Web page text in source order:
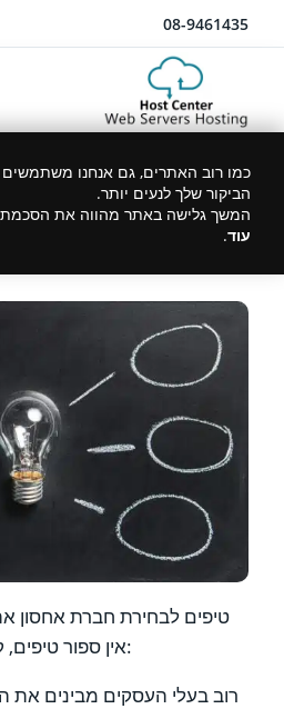
08-9461435
כמו רוב האתרים, גם אנחנו משתמשים
הביקור שלך לנעים יותר.
המשך גלישה באתר מהווה את
עוד.
a
Company
אין ספור טיפים, קיבצנו עבורכם את העיקריים:
רוב בעלי העסקים מבינים את